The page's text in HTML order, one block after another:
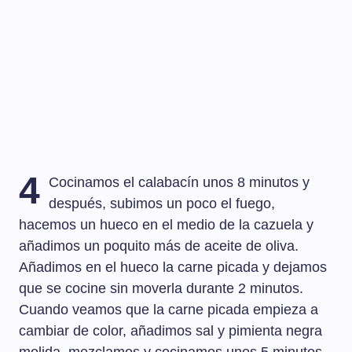
4 Cocinamos el calabacín unos 8 minutos y
después, subimos un poco el fuego,
hacemos un hueco en el medio de la cazuela y
añadimos un poquito más de aceite de oliva.
Añadimos en el hueco la carne picada y dejamos
que se cocine sin moverla durante 2 minutos.
Cuando veamos que la carne picada empieza a
cambiar de color, añadimos sal y pimienta negra